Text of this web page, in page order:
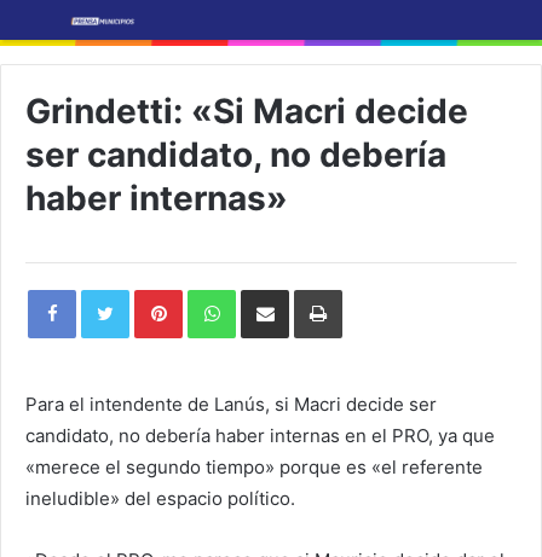
Grindetti: «Si Macri decide
ser candidato, no debería
haber internas»
PinterestWhatsAppShare
Email
Print
Para el intendente de Lanús, si Macri decide ser
candidato, no debería haber internas en el PRO, ya que
«merece el segundo tiempo» porque es «el referente
ineludible» del espacio político.